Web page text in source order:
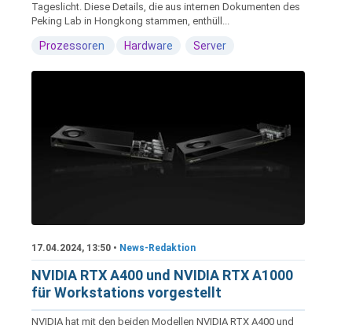
Tageslicht. Diese Details, die aus internen Dokumenten des
Peking Lab in Hongkong stammen, enthüll...
Prozessoren Hardware Server
17.04.2024, 13:50 • News-Redaktion
NVIDIA RTX A400 und NVIDIA RTX A1000
für Workstations vorgestellt
NVIDIA hat mit den beiden Modellen NVIDIA RTX A400 und